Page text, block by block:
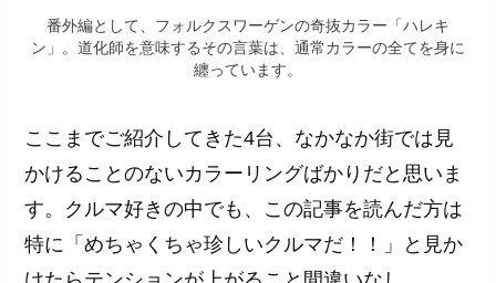
番外編として、フォルクスワーゲンの奇抜カラー「ハレキ
ン」。道化師を意味するその言葉は、通常カラーの全てを身に
纏っています。
ここまでご紹介してきた4台、なかなか街では見
かけることのないカラーリングばかりだと思いま
す。クルマ好きの中でも、この記事を読んだ方は
特に「めちゃくちゃ珍しいクルマだ！！」と見か